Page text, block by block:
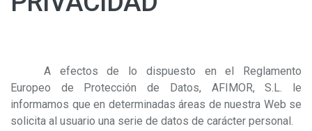
A efectos de lo dispuesto en el Reglamento
Europeo de Protección de Datos, AFIMOR, S.L. le
informamos que en determinadas áreas de nuestra Web se
solicita al usuario una serie de datos de carácter personal.